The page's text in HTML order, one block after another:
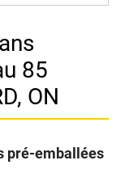
85
ON
pré-emballées